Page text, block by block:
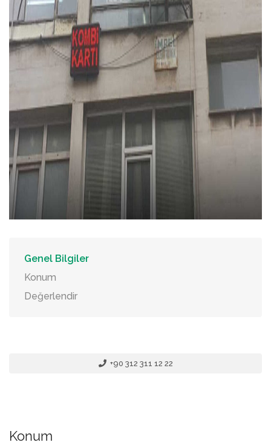
Genel Bilgiler
Konum
Değerlendir
+90 312 311 12 22
Konum